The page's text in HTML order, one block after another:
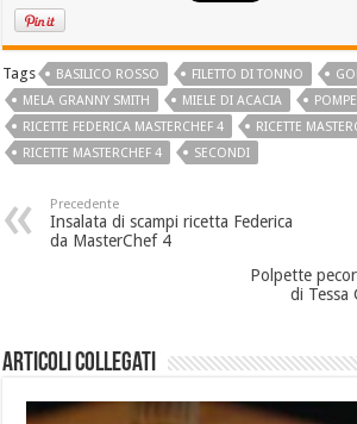
Tags BASILICO ROSSO FILETTO DI TONNO
MELA GRANNY SMITH
MIELE DI ACACIA
RICETTE FEDERICA MASTERCHEF 4
RICETTE
RICETTE MASTERCHEF 4
SECONDI
Precedente
Insalata di scampi ricetta Federica
da MasterChef 4
Polpette
di Tessa
Articoli collegati